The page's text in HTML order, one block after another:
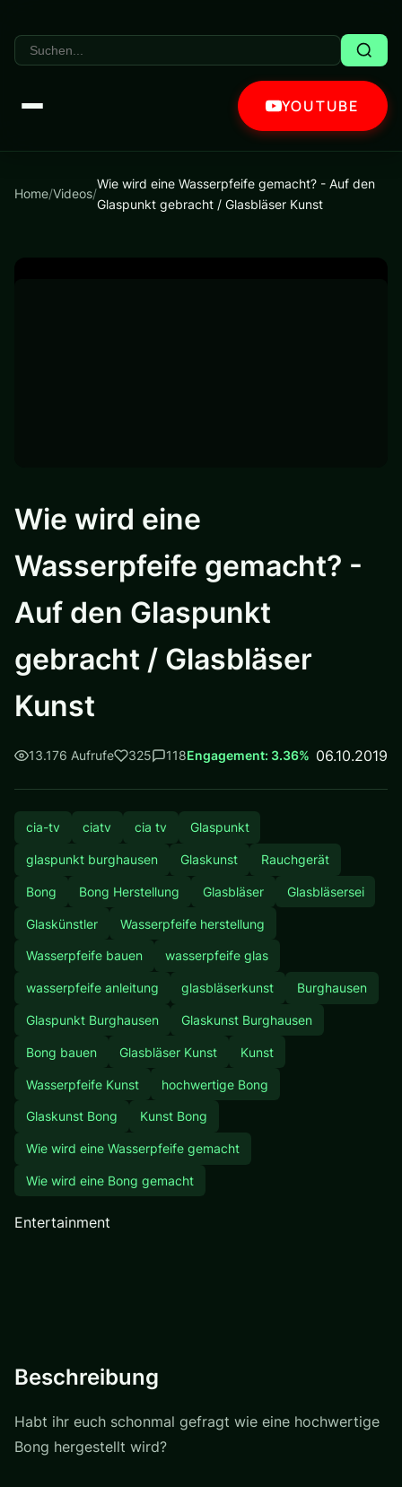
YOUTUBE
Home/Videos/
Wie wird eine Wasserpfeife gemacht? - Auf den
Glaspunkt gebracht / Glasbläser Kunst
Wie wird eine
Wasserpfeife gemacht? -
Auf den Glaspunkt
gebracht / Glasbläser
Kunst
13.176 Aufrufe 325 118Engagement: 3.36% 06.10.2019
cia-tv ciatv cia tv Glaspunkt
glaspunkt burghausen Glaskunst Rauchgerät
Bong Bong Herstellung Glasbläser Glasbläsersei
Glaskünstler Wasserpfeife herstellung
Wasserpfeife bauen wasserpfeife glas
wasserpfeife anleitung glasbläserkunst Burghausen
Glaspunkt Burghausen Glaskunst Burghausen
Bong bauen Glasbläser Kunst Kunst
Wasserpfeife Kunst hochwertige Bong
Glaskunst Bong Kunst Bong
Wie wird eine Wasserpfeife gemacht
Wie wird eine Bong gemacht
Entertainment
Beschreibung
Habt ihr euch schonmal gefragt wie eine hochwertige
Bong hergestellt wird?